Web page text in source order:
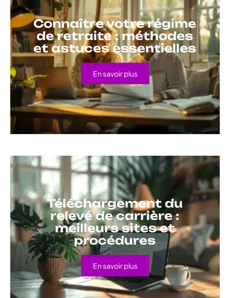
Connaître votre régime
de retraite : méthodes
et astuces essentielles
En savoir plus
Téléchargement du
relevé de carrière :
meilleurs sites et
procédures
En savoir plus